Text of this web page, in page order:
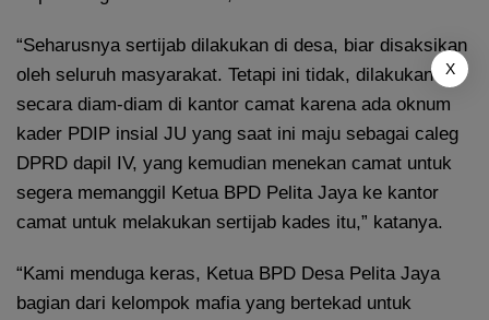
“Seharusnya sertijab dilakukan di desa, biar disaksikan
oleh seluruh masyarakat. Tetapi ini tidak, dilakukan
secara diam-diam di kantor camat karena ada oknum
kader PDIP insial JU yang saat ini maju sebagai caleg
DPRD dapil IV, yang kemudian menekan camat untuk
segera memanggil Ketua BPD Pelita Jaya ke kantor
camat untuk melakukan sertijab kades itu,” katanya.
“Kami menduga keras, Ketua BPD Desa Pelita Jaya
bagian dari kelompok mafia yang bertekad untuk
X